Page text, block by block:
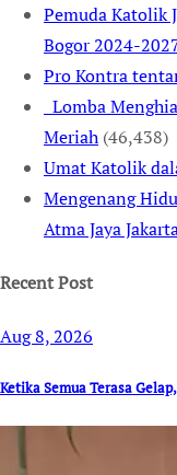
Pemuda Katolik
Bogor 2024-
Pro Kontra
Lomba
Meriah (46,438)
Umat Katolik
Mengenang
Atma Jaya
Recent Post
Aug 8, 2026
Ketika Semua Terasa